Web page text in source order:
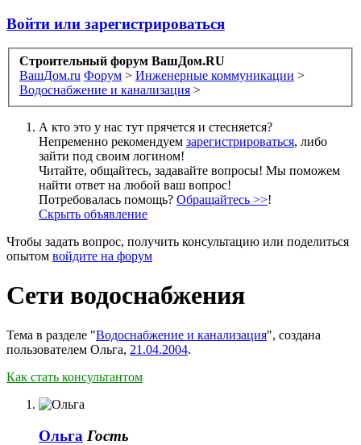
Войти или зарегистрироваться
Строительный форум ВашДом.RU
ВашДом.ru Форум > Инженерные коммуникации >
Водоснабжение и канализация >
А кто это у нас тут прячется и стесняется?
Непременно рекомендуем зарегистрироваться, либо
зайти под своим логином!
Читайте, общайтесь, задавайте вопросы! Мы поможем
найти ответ на любой ваш вопрос!
Потребовалась помощь? Обращайтесь >>!
Скрыть объявление
Чтобы задать вопрос, получить консультацию или поделиться
опытом войдите на форум
Сети водоснабжения
Тема в разделе "Водоснабжение и канализация", создана
пользователем Ольга, 21.04.2004.
Как стать консультантом
Ольга Гость